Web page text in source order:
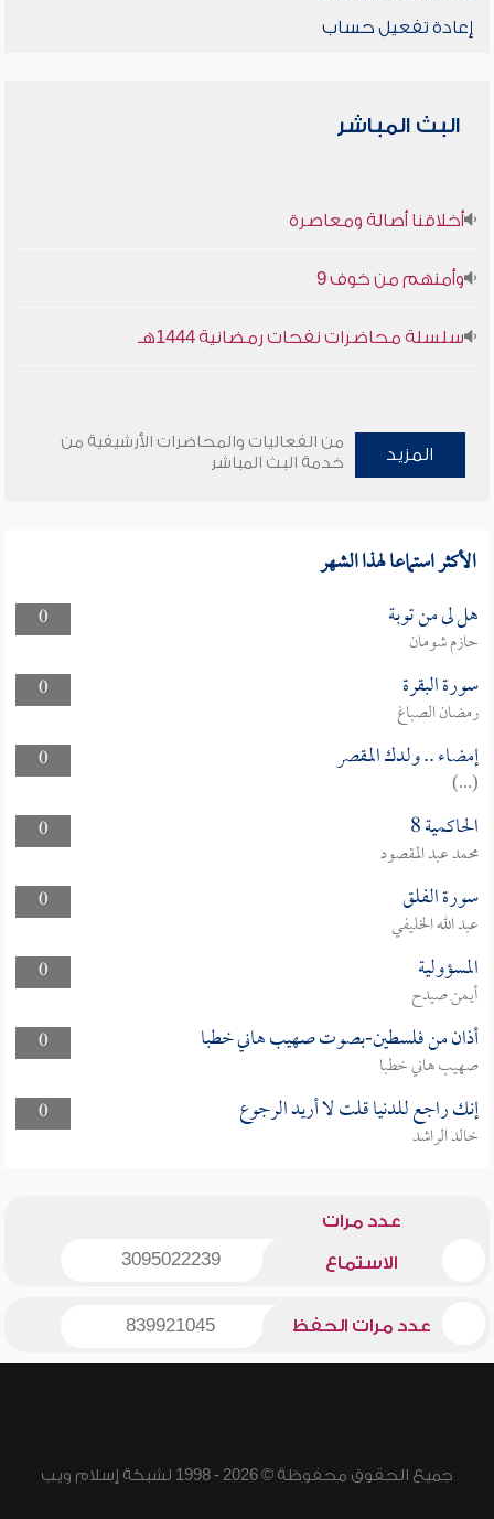
إعادة تفعيل حساب
البث المباشر
أخلاقنا أصالة ومعاصرة
وأمنهم من خوف 9
سلسلة محاضرات نفحات رمضانية 1444هـ
المزيد
من الفعاليات والمحاضرات الأرشيفية من
خدمة البث المباشر
الأكثر استماعا لهذا الشهر
0 هل لى من توبة
حازم شومان
0
سورة البقرة
رمضان الصباغ
0
إمضاء .. ولدك المقصر
(...)
0
الحاكمية 8
محمد عبد المقصود
0
سورة الفلق
عبد الله الخليفي
0
المسؤولية
أيمن صيدح
0
أذان من فلسطين-بصوت صهيب هاني خطبا
صهيب هاني خطبا
0
إنك راجع للدنيا قلت لا أريد الرجوع
خالد الراشد
عدد مرات
الاستماع 3095022239
عدد مرات الحفظ 839921045
جميع الحقوق محفوظة © 2026 - 1998 لشبكة إسلام ويب